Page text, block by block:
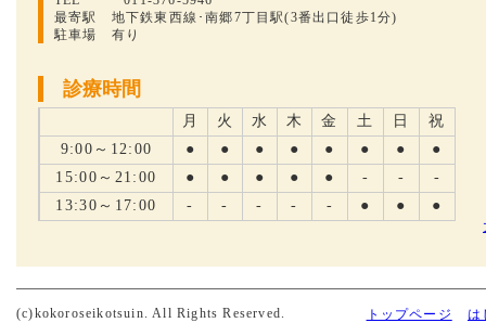
最寄駅 地下鉄東西線･南郷7丁目駅(3番出口徒歩1分)
駐車場 有り
診療時間
月 火 水 木 金 土 日
祝
9:00～12:00
● ● ● ● ● ● ●
●
15:00～21:00
● ● ● ● ● - -
-
13:30～17:00
- - - - - ● ●
●
(c)kokoroseikotsuin. All Rights Reserved. トップページ は